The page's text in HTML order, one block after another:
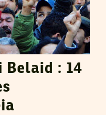
Belaid : 14